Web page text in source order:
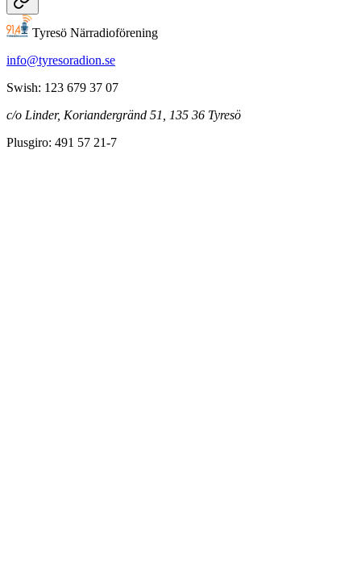
Tyresö Närradioförening
info@tyresoradion.se
Swish: 123 679 37 07
c/o Linder, Koriandergränd 51, 135 36 Tyresö
Plusgiro: 491 57 21-7